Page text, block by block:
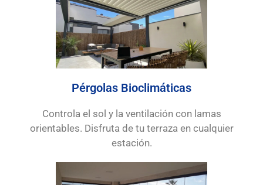
Pérgolas Bioclimáticas
Controla el sol y la ventilación con lamas
orientables. Disfruta de tu terraza en cualquier
estación.